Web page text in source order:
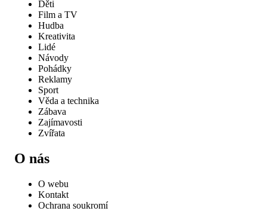
Děti
Film a TV
Hudba
Kreativita
Lidé
Návody
Pohádky
Reklamy
Sport
Věda a technika
Zábava
Zajímavosti
Zvířata
O nás
O webu
Kontakt
Ochrana soukromí